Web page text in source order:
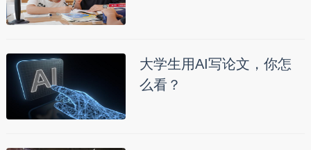
大学生用AI写论文，你怎
么看？